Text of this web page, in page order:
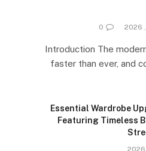
0
Introduction The
faster than ever, and
Essential Wardrobe
Featuring Timeless